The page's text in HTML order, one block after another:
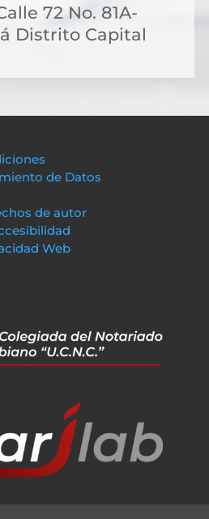
72 No. 81A-
Distrito Capital
de Datos
de autor
Web